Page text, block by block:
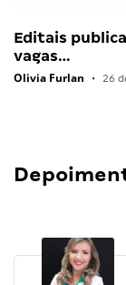
Editais
vagas…
Olivia Furlan • 26